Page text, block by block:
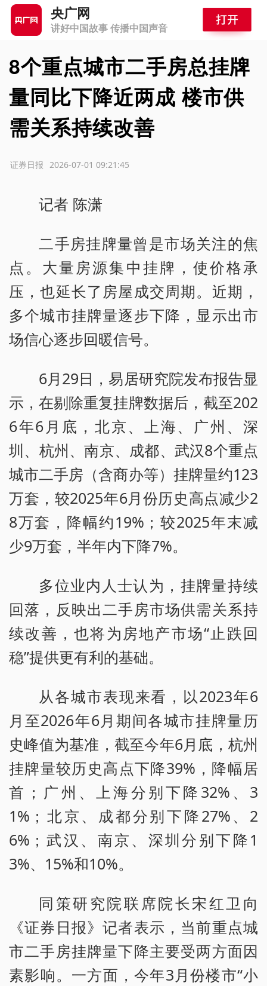
央广网
讲好中国故事 传播中国声音
8个重点城市二手房总挂牌
量同比下降近两成 楼市供
需关系持续改善
2026-07-01 09:21:45
证券日报
记者 陈潇
二手房挂牌量曾是市场关注的焦
点。大量房源集中挂牌，使价格承
压，也延长了房屋成交周期。近期，
多个城市挂牌量逐步下降，显示出市
场信心逐步回暖信号。
6月29日，易居研究院发布报告显
示，在剔除重复挂牌数据后，截至202
6年6月底，北京、上海、广州、深
圳、杭州、南京、成都、武汉8个重点
城市二手房（含商办等）挂牌量约123
万套，较2025年6月份历史高点减少2
8万套，降幅约19%；较2025年末减
少9万套，半年内下降7%。
多位业内人士认为，挂牌量持续
回落，反映出二手房市场供需关系持
续改善，也将为房地产市场“止跌回
稳”提供更有利的基础。
从各城市表现来看，以2023年6
月至2026年6月期间各城市挂牌量历
史峰值为基准，截至今年6月底，杭州
挂牌量较历史高点下降39%，降幅居
首；广州、上海分别下降32%、3
1%；北京、成都分别下降27%、2
6%；武汉、南京、深圳分别下降1
3%、15%和10%。
同策研究院联席院长宋红卫向
《证券日报》记者表示，当前重点城
市二手房挂牌量下降主要受两方面因
素影响。一方面，今年3月份楼市“小